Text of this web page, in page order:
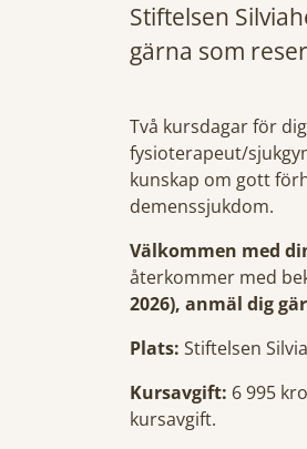
Stiftelsen
gärna som
Två kursdagar för
fysioterapeut/
kunskap om gott
demenssjukdom.
Välkommen med
återkommer med
2026), anmäl dig
Plats: Stiftelsen
Kursavgift: 6 995
kursavgift.